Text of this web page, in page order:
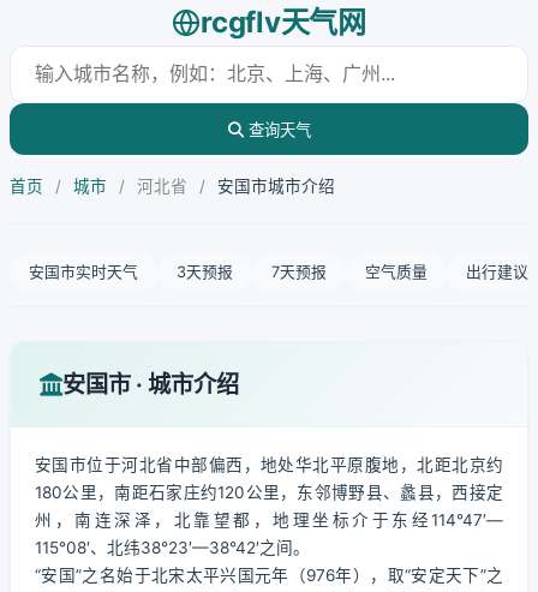
rcgflv天气网
查询天气
首页 / 城市 / 河北省 / 安国市城市介绍
安国市实时天气 3天预报 7天预报 空气质量 出行建议
安国市 · 城市介绍
安国市位于河北省中部偏西，地处华北平原腹地，北距北京约
180公里，南距石家庄约120公里，东邻博野县、蠡县，西接定
州，南连深泽，北靠望都，地理坐标介于东经114°47′—
115°08′、北纬38°23′—38°42′之间。
“安国”之名始于北宋太平兴国元年（976年），取“安定天下”之